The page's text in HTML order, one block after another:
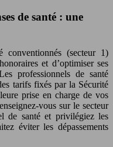
de santé : une
conventionnés (secteur 1)
et d’optimiser ses
professionnels de santé
tarifs fixés par la Sécurité
prise en charge de vos
vous sur le secteur
de santé et privilégiez les
éviter les dépassements